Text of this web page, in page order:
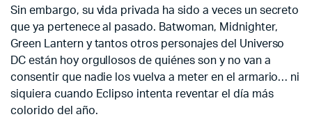
Sin embargo, su vida privada ha sido a veces un secreto
que ya pertenece al pasado. Batwoman, Midnighter,
Green Lantern y tantos otros personajes del Universo
DC están hoy orgullosos de quiénes son y no van a
consentir que nadie los vuelva a meter en el armario… ni
siquiera cuando Eclipso intenta reventar el día más
colorido del año.